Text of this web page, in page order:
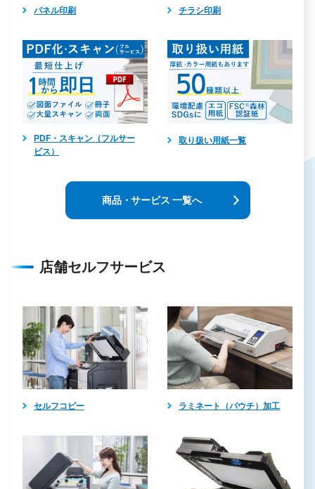
パネル印刷 チラシ印刷
PDF・スキャン（フルサー
ビス）
取り扱い用紙一覧
商品・サービス 一覧へ
店舗セルフサービス
セルフコピー ラミネート（パウチ）加工